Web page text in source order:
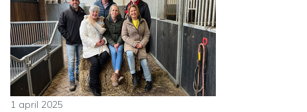
1 april 2025